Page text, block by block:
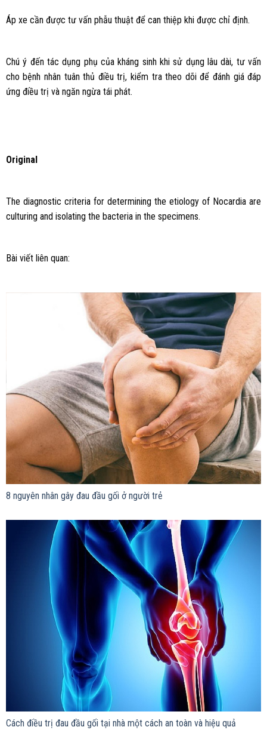
Áp xe cần được tư vấn phẫu thuật để can thiệp khi được chỉ định.
Chú ý đến tác dụng phụ của kháng sinh khi sử dụng lâu dài, tư vấn
cho bệnh nhân tuân thủ điều trị, kiểm tra theo dõi để đánh giá đáp
ứng điều trị và ngăn ngừa tái phát.
Original
The diagnostic criteria for determining the etiology of Nocardia are
culturing and isolating the bacteria in the specimens.
Bài viết liên quan:
8 nguyên nhân gây đau đầu gối ở người trẻ
Cách điều trị đau đầu gối tại nhà một cách an toàn và hiệu quả